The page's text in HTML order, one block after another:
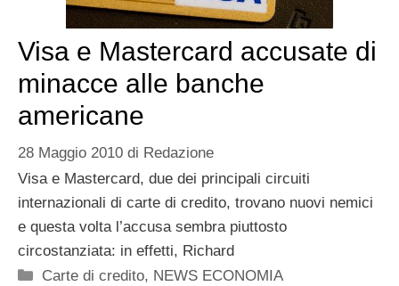
Visa e Mastercard accusate di
minacce alle banche
americane
28 Maggio 2010 di Redazione
Visa e Mastercard, due dei principali circuiti
internazionali di carte di credito, trovano nuovi nemici
e questa volta l’accusa sembra piuttosto
circostanziata: in effetti, Richard
Categorie
Carte di credito, NEWS ECONOMIA